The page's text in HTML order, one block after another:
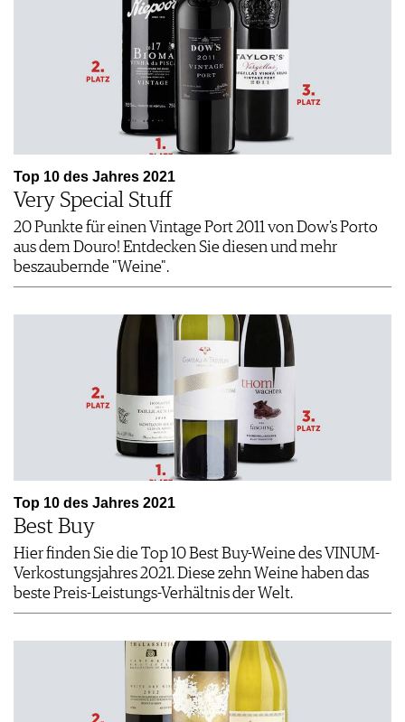
Top 10 des Jahres 2021
Very Special Stuff
20 Punkte für einen Vintage Port 2011 von Dow's Porto
aus dem Douro! Entdecken Sie diesen und mehr
beszaubernde "Weine".
Top 10 des Jahres 2021
Best Buy
Hier finden Sie die Top 10 Best Buy-Weine des VINUM-
Verkostungsjahres 2021. Diese zehn Weine haben das
beste Preis-Leistungs-Verhältnis der Welt.